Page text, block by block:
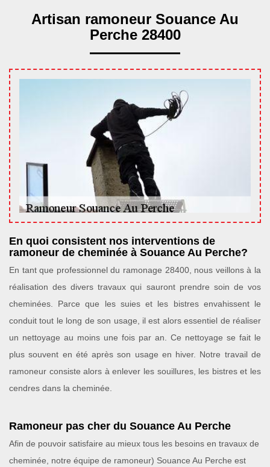
Artisan ramoneur Souance Au
Perche 28400
En quoi consistent nos interventions de
ramoneur de cheminée à Souance Au Perche?
En tant que professionnel du ramonage 28400, nous veillons à la
réalisation des divers travaux qui sauront prendre soin de vos
cheminées. Parce que les suies et les bistres envahissent le
conduit tout le long de son usage, il est alors essentiel de réaliser
un nettoyage au moins une fois par an. Ce nettoyage se fait le
plus souvent en été après son usage en hiver. Notre travail de
ramoneur consiste alors à enlever les souillures, les bistres et les
cendres dans la cheminée.
Ramoneur pas cher du Souance Au Perche
Afin de pouvoir satisfaire au mieux tous les besoins en travaux de
cheminée, notre équipe de ramoneur) Souance Au Perche est